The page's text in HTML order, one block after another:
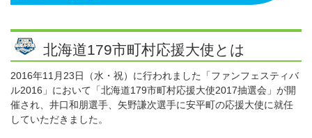
北海道179市町村応援大使とは
2016年11月23日（水・祝）に行われました「ファンフェスティバ
ル2016」において「北海道179市町村応援大使2017抽選会」が開
催され、井口和朋選手、矢野謙次選手に安平町の応援大使に就任
していただきました。